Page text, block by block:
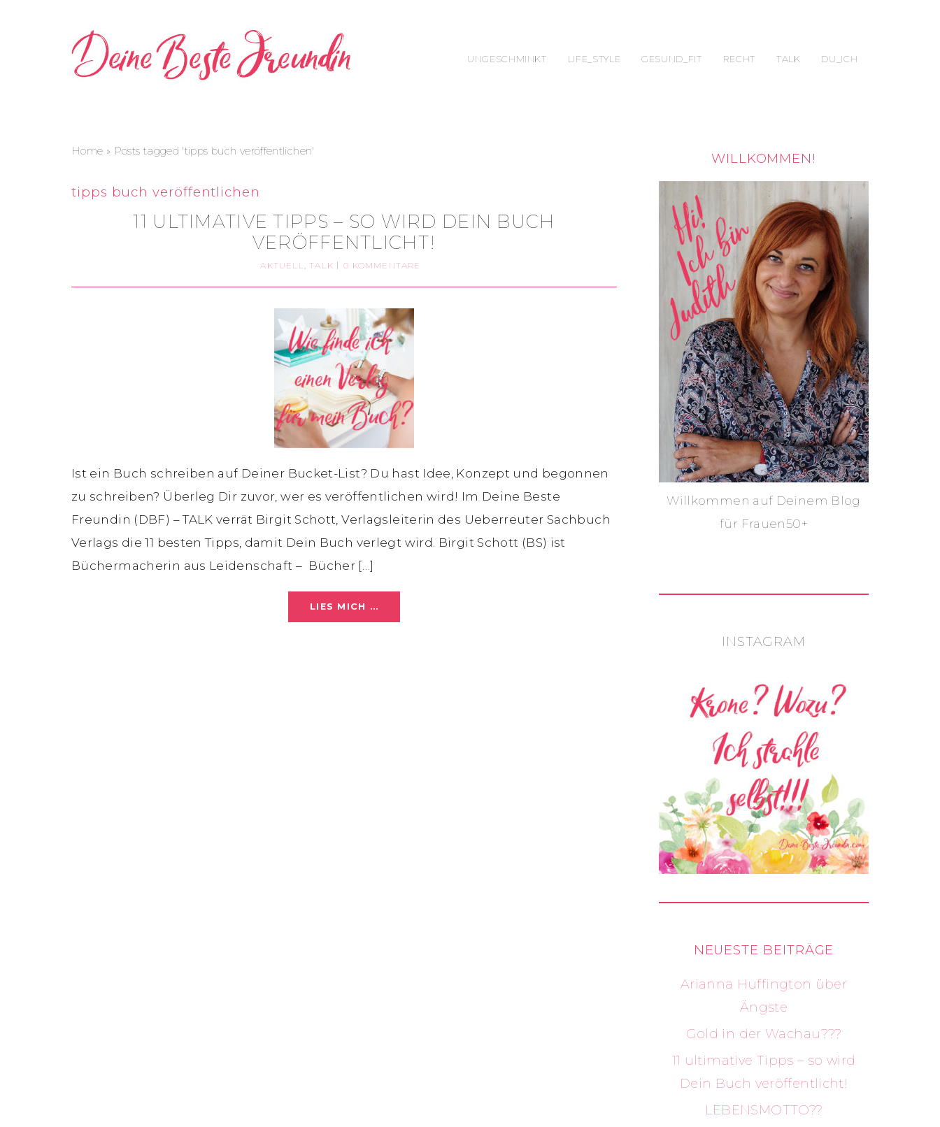
UNGESCHMINKT LIFE_STYLE GESUND_FIT RECHT TALK DU_ICH
Home » Posts tagged 'tipps buch veröffentlichen'
tipps buch veröffentlichen
11 ULTIMATIVE TIPPS – SO WIRD DEIN BUCH
VERÖFFENTLICHT!
AKTUELL,TALK 0 KOMMENTARE
Ist ein Buch schreiben auf Deiner Bucket-List? Du hast Idee, Konzept und begonnen
zu schreiben? Überleg Dir zuvor, wer es veröffentlichen wird! Im Deine Beste
Freundin (DBF) – TALK verrät Birgit Schott, Verlagsleiterin des Ueberreuter Sachbuch
Verlags die 11 besten Tipps, damit Dein Buch verlegt wird. Birgit Schott (BS) ist
Büchermacherin aus Leidenschaft – Bücher […]
LIES MICH …
WILLKOMMEN!
Willkommen auf Deinem Blog
für Frauen50+
INSTAGRAM
NEUESTE BEITRÄGE
Arianna Huffington über
Ängste
Gold in der Wachau???
11 ultimative Tipps – so wird
Dein Buch veröffentlicht!
LEBENSMOTTO??